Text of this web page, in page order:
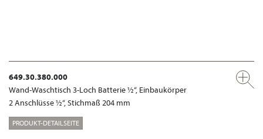
649.30.380.000
Wand-Waschtisch 3-Loch Batterie ½“, Einbaukörper
2 Anschlüsse ½“, Stichmaß 204 mm
PRODUKT-DETAILSEITE